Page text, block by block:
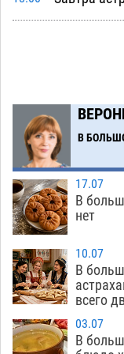
16:24
Игорь
15:28
Тяга к
тысяч
14:44
на
В
17.07
В
нет
10.07
В
всего
03.07
В